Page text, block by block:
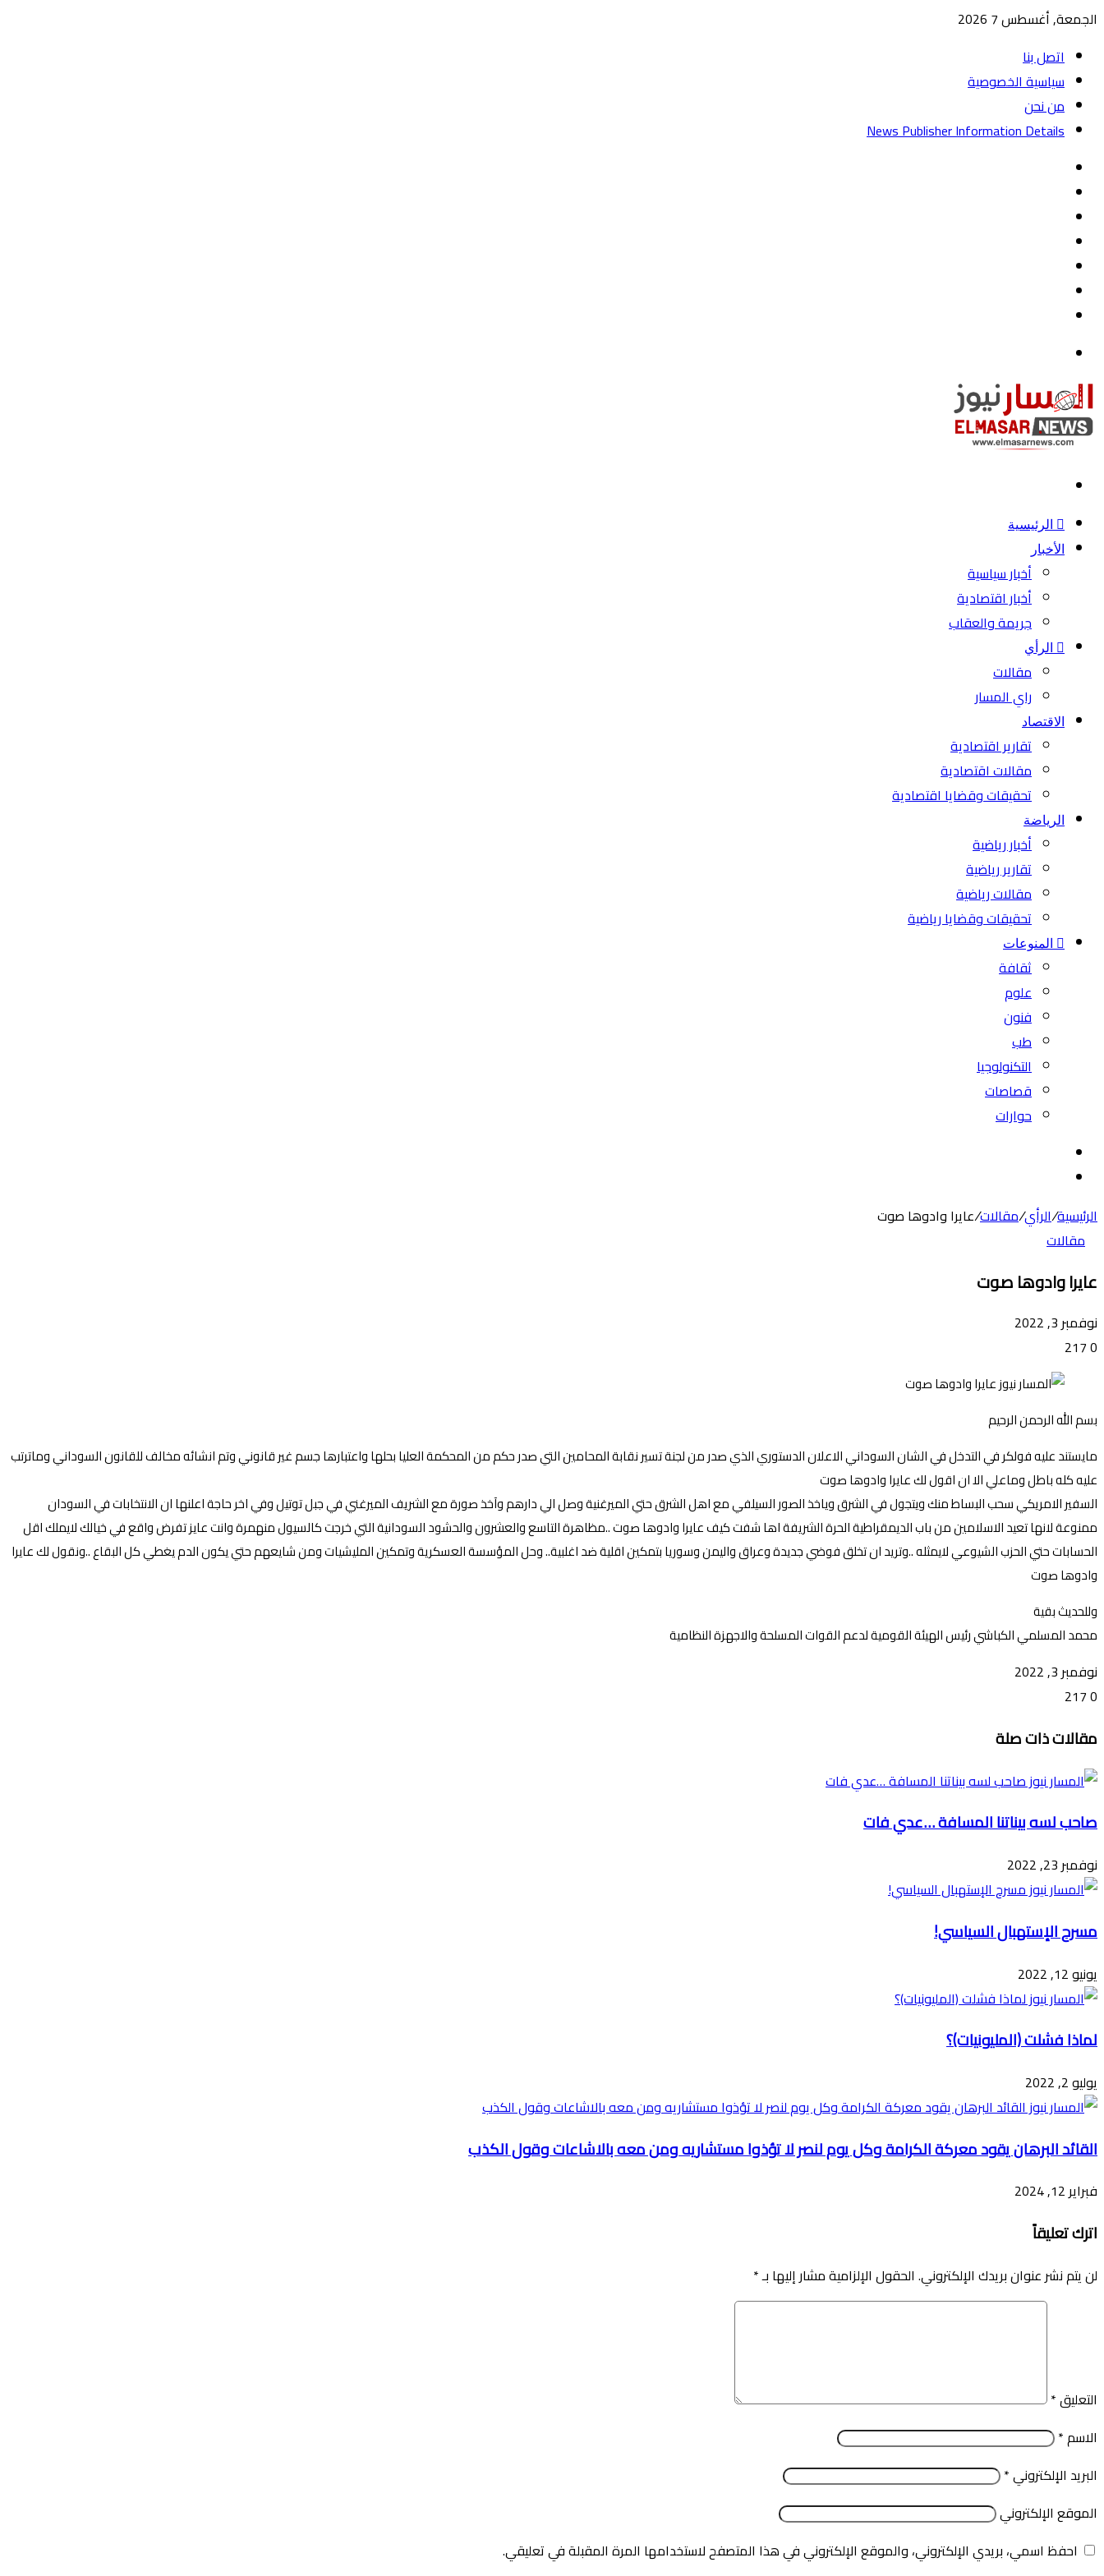
الجمعة, أغسطس 7 2026
اتصل بنا
سياسية الخصوصية
من نحن
News Publisher Information Details
الرئيسية
الأخبار
أخبار سياسية
أخبار اقتصادية
جريمة والعقاب
الرأي
مقالات
راي المسار
الاقتصاد
تقارير اقتصادية
مقالات اقتصادية
تحقيقات وقضايا اقتصادية
الرياضة
أخبار رياضية
تقارير رياضية
مقالات رياضية
تحقيقات وقضايا رياضية
المنوعات
ثقافة
علوم
فنون
طب
التكنولوجيا
قصاصات
حوارات
المظلم
الرئيسية/الرأي/مقالات/عايرا وادوها صوت
مقالات
عايرا وادوها صوت
نوفمبر 3, 2022
0
بسم الله الرحمن الرحيم
مايستند عليه فولكر في التدخل في الشان السوداني الاعلان الدستوري الذي صدر من لجنة تسير نقابة المحامين التي صدر حكم من المحكمة العليا بحلها واعتبارها جسم غير قانوني وتم انشائه مخالف للقانون السوداني وماترتب
عليه كله باطل وماعلي الا ان اقول لك عايرا وادوها صوت
السفير الامريكي سحب البساط منك ويتجول في الشرق وياخذ الصور السيلفي مع اهل الشرق حتي الميرغنية وصل الي دارهم وآخذ صورة مع الشريف الميرغني في جبل توتيل وفي اخر حاجة اعلنها ان الانتخابات في السودان
ممنوعة لانها تعيد الاسلامين من باب الديمقراطية الحرة الشريفة اها شفت كيف عايرا وادوها صوت ..مظاهرة التاسع والعشرون والحشود السودانية التي خرجت كالسيول منهمرة وانت عايز تفرض واقع في خيالك لايملك اقل
الحسابات حتي الحزب الشيوعي لايمثله ..وتريد ان تخلق فوضي جديدة وعراق واليمن وسوريا بتمكين اقلية ضد اغلبية.. وحل المؤسسة العسكرية وتمكين المليشيات ومن شايعهم حتي يكون الدم يغطي كل البقاع ..ونقول لك عايرا
وادوها صوت
وللحديث بقية
محمد المسلمي الكباشي رئيس الهيئة القومية لدعم القوات المسلحة والاجهزة النظامية
نوفمبر 3, 2022
0
عبر
البريد
مقالات ذات صلة
صاحب لسه بيناتنا المسافة …عدي فات
نوفمبر 23, 2022
مسرح الإستهبال السياسي!
يونيو 12, 2022
لماذا فشلت (المليونيات)؟
يوليو 2, 2022
القائد البرهان يقود معركة الكرامة وكل يوم لنصر لا تؤذوا مستشاريه ومن معه بالاشاعات وقول الكذب
فبراير 12, 2024
اترك تعليقاً
لن يتم نشر عنوان بريدك الإلكتروني. الحقول الإلزامية مشار إليها بـ*
التعليق*
الاسم*
البريد الإلكتروني*
الموقع الإلكتروني
احفظ اسمي، بريدي الإلكتروني، والموقع الإلكتروني في هذا المتصفح لاستخدامها المرة المقبلة في تعليقي.